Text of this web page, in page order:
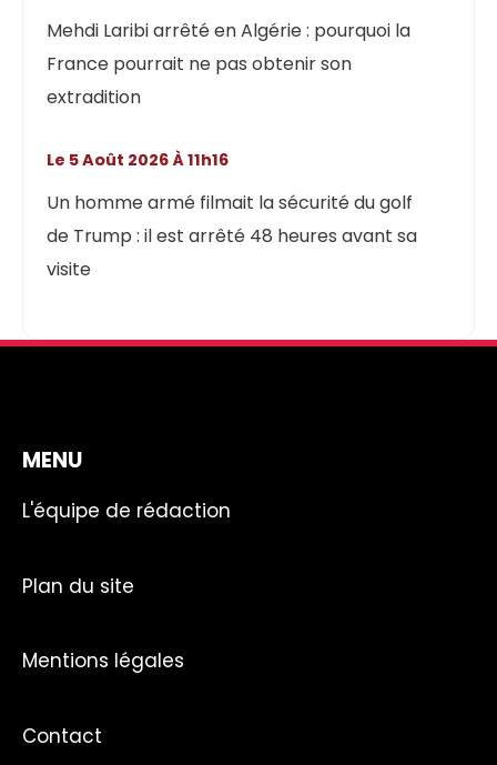
Mehdi Laribi arrêté en Algérie : pourquoi la
France pourrait ne pas obtenir son
extradition
Un homme armé filmait la sécurité du golf
de Trump : il est arrêté 48 heures avant sa
visite
Le 5 Août 2026 À 11h16
MENU
L'équipe de rédaction
Plan du site
Mentions légales
Contact